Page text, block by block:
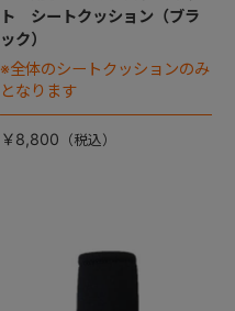
ト シートクッション（ブラ
ック）
※全体のシートクッションのみ
となります
￥8,800